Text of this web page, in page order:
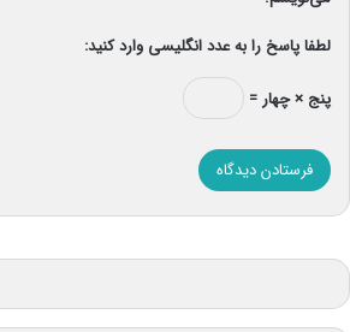
لطفا پاسخ را به عدد انگلیسی وارد کنید:
پنج × چهار =